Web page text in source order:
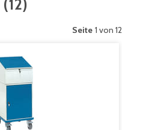
(12)
Seite 1 von 12